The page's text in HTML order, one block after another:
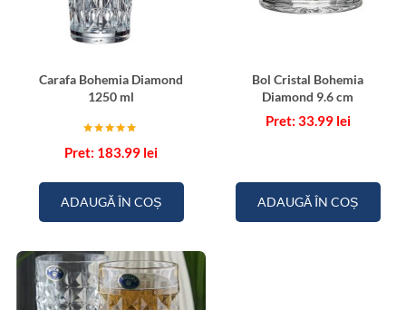
Carafa Bohemia Diamond
1250 ml
5.00
183.99 lei
ADAUGĂ ÎN COȘ
Bol Cristal Bohemia
Diamond 9.6 cm
33.99 lei
ADAUGĂ ÎN COȘ